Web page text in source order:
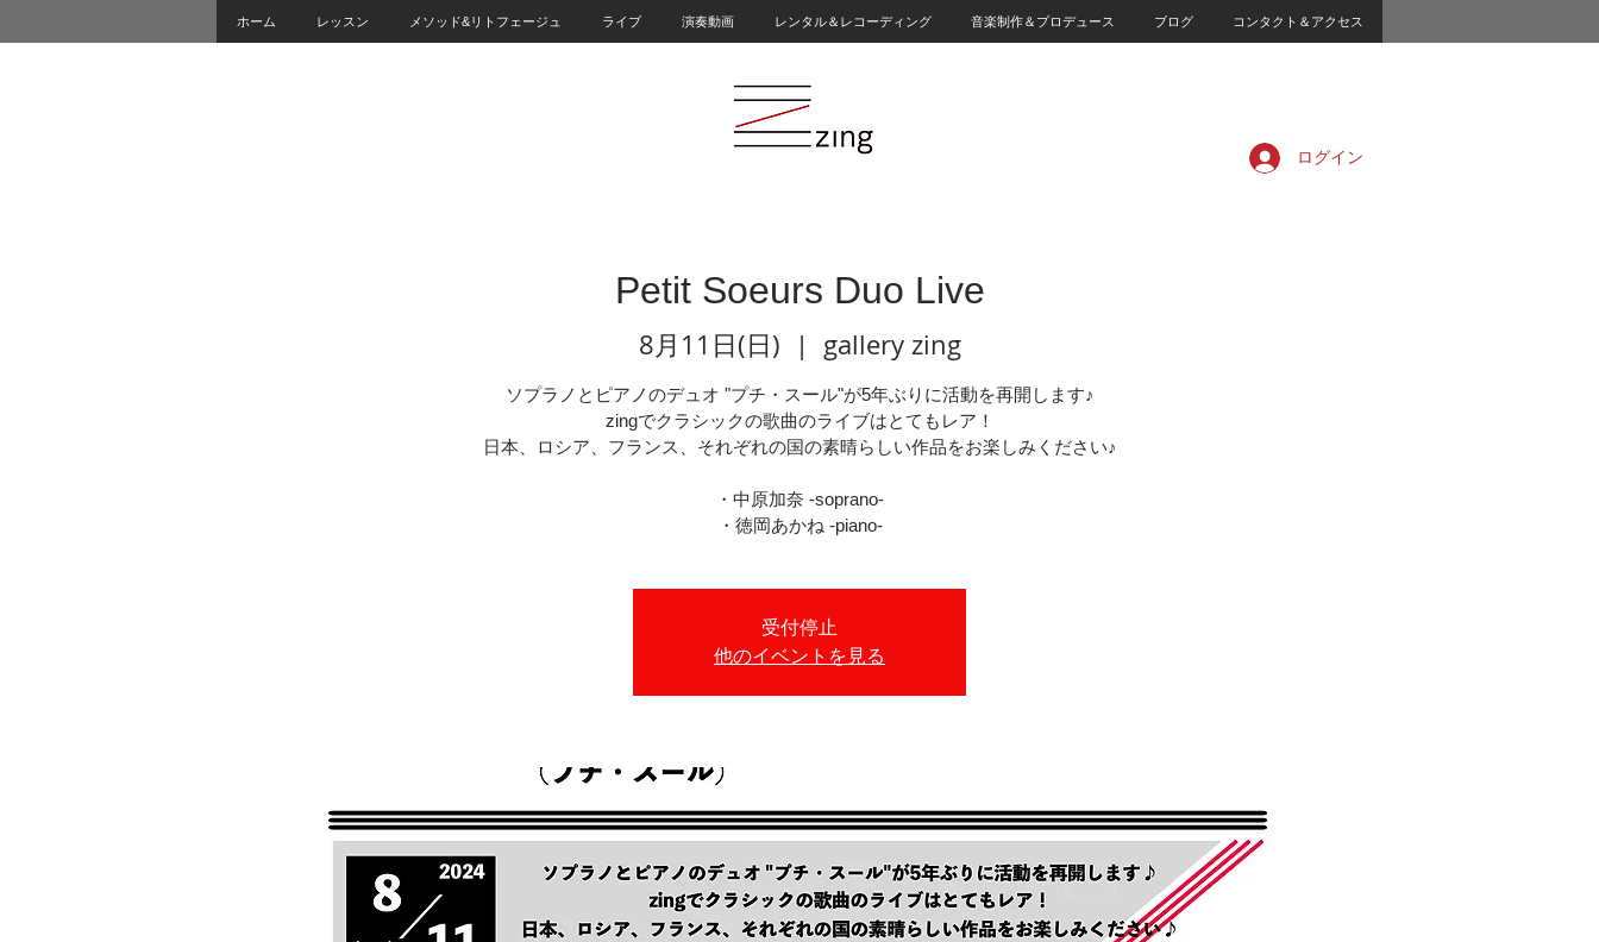
ホーム レッスン メソッド&リトフェージュ ライブ 演奏動画 レンタル＆レコーディング 音楽制作＆プロデュース ブログ コンタクト＆アクセス
ログイン
Petit Soeurs Duo Live
8月11日(日)
  |
gallery zing
ソプラノとピアノのデュオ "プチ・スール"が5年ぶりに活動を再開します♪
zingでクラシックの歌曲のライブはとてもレア！
日本、ロシア、フランス、それぞれの国の素晴らしい作品をお楽しみください♪
・中原加奈 -soprano-
・徳岡あかね -piano-
受付停止
他のイベントを見る